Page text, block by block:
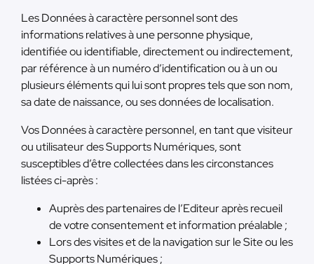
Les Données à caractère personnel sont des
informations relatives à une personne physique,
identifiée ou identifiable, directement ou indirectement,
par référence à un numéro d’identification ou à un ou
plusieurs éléments qui lui sont propres tels que son nom,
sa date de naissance, ou ses données de localisation.
Vos Données à caractère personnel, en tant que visiteur
ou utilisateur des Supports Numériques, sont
susceptibles d’être collectées dans les circonstances
listées ci-après :
Auprès des partenaires de l’Editeur après recueil
de votre consentement et information préalable ;
Lors des visites et de la navigation sur le Site ou les
Supports Numériques ;